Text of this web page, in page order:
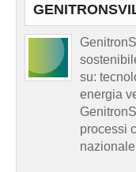
su:
energia
processi